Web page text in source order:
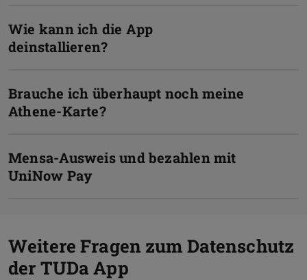
Wie kann ich die App
deinstallieren?
Brauche ich überhaupt noch meine
Athene-Karte?
Mensa-Ausweis und bezahlen mit
UniNow Pay
Weitere Fragen zum Datenschutz
der TUDa App